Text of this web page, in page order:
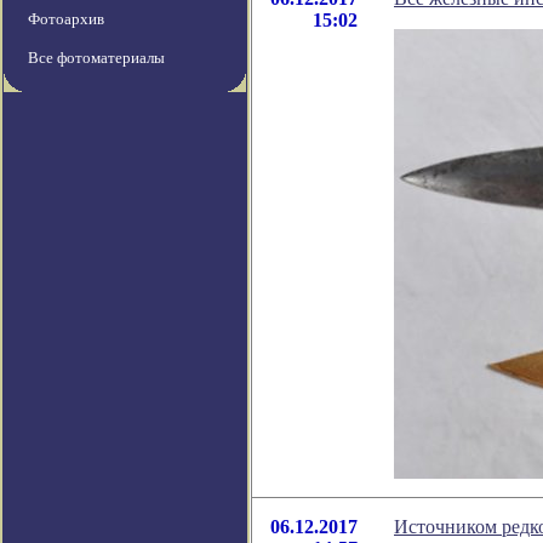
Фотоархив
Все фотоматериалы
15:02
06.12.2017
Источником